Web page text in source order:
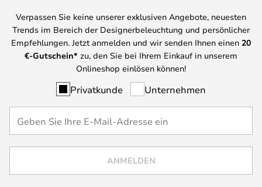
Verpassen Sie keine unserer exklusiven Angebote, neuesten
Trends im Bereich der Designerbeleuchtung und persönlicher
Empfehlungen. Jetzt anmelden und wir senden Ihnen einen 20
€-Gutschein* zu, den Sie bei Ihrem Einkauf in unserem
Onlineshop einlösen können!
Privatkunde Unternehmen
ANMELDEN